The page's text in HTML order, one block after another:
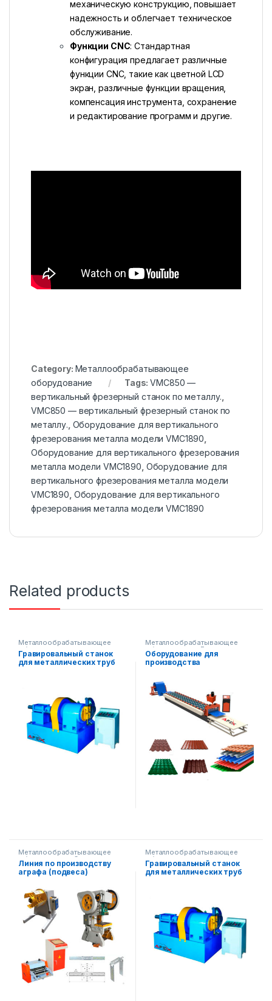
механическую конструкцию, повышает
надежность и облегчает техническое
обслуживание.
Функции CNC: Стандартная
конфигурация предлагает различные
функции CNC, такие как цветной LCD
экран, различные функции вращения,
компенсация инструмента, сохранение
и редактирование программ и другие.
Category: Металлообрабатывающее
оборудование
Tags:VMC850 —
вертикальный фрезерный станок по металлу.,
VMC850 — вертикальный фрезерный станок по
металлу., Оборудование для вертикального
фрезерования металла модели VMC1890,
Оборудование для вертикального фрезерования
металла модели VMC1890, Оборудование для
вертикального фрезерования металла модели
VMC1890, Оборудование для вертикального
фрезерования металла модели VMC1890
Related products
Металлообрабатывающее
оборудование
Гравировальный станок
для металлических труб
Металлообрабатывающее
оборудование Готовые
производственные линии
Оборудование для
производства
(профнастил).
Металлообрабатывающее
оборудование Строительное
оборудование
Линия по производству
аграфа (подвеса)
Металлообрабатывающее
оборудование
Гравировальный станок
для металлических труб